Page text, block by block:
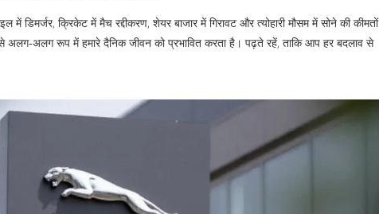
डिमर्जर, क्रिकेट में मैच रद्दीकरण, शेयर बाजार में गिरावट और त्योहारी मौसम में सोने की कीमतों
अलग‑अलग रूप में हमारे दैनिक जीवन को प्रभावित करता है। पढ़ते रहें, ताकि आप हर बदलाव से